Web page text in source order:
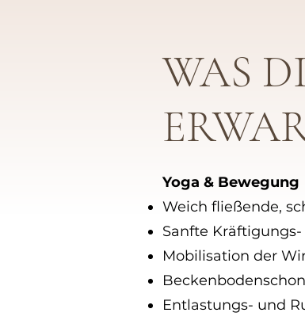
WAS
Yoga & Bewegung
Weich fließende,
Sanfte
Mobilisation der
Entlastungs- und